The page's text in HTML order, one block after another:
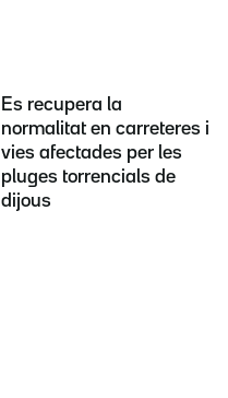
Es recupera la
normalitat en carreteres i
vies afectades per les
pluges torrencials de
dijous